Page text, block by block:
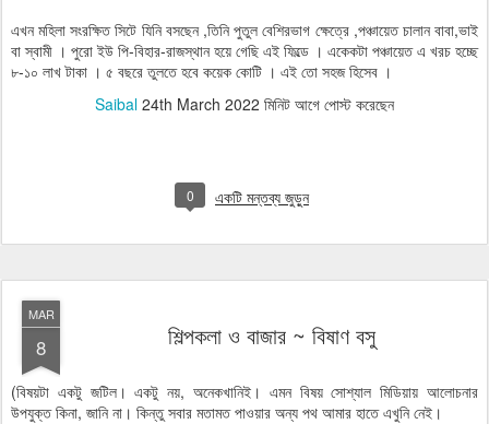
এখন মহিলা সংরক্ষিত সিটে যিনি বসছেন ,তিনি পুতুল বেশিরভাগ ক্ষেত্রে ,পঞ্চায়েত চালান বাবা,ভাই
বা স্বামী । পুরো ইউ পি-বিহার-রাজস্থান হয়ে গেছি এই ফিল্ডে । একেকটা পঞ্চায়েত এ খরচ হচ্ছে
৮-১০ লাখ টাকা । ৫ বছরে তুলতে হবে কয়েক কোটি । এই তো সহজ হিসেব ।
Saibal 24th March 2022 মিনিট আগে পোস্ট করেছেন
0 একটি মন্তব্য জুড়ুন
MAR
8 শিল্পকলা ও বাজার ~ বিষাণ বসু
(বিষয়টা একটু জটিল। একটু নয়, অনেকখানিই। এমন বিষয় সোশ্যাল মিডিয়ায় আলোচনার
উপযুক্ত কিনা, জানি না। কিন্তু সবার মতামত পাওয়ার অন্য পথ আমার হাতে এখুনি নেই।